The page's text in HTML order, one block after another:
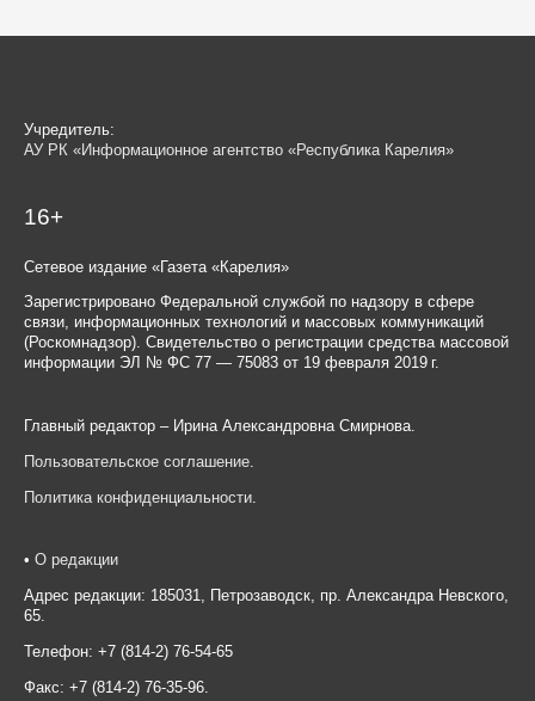
Учредитель:
АУ РК «Информационное агентство «Республика Карелия»
16+
Сетевое издание «Газета «Карелия»
Зарегистрировано Федеральной службой по надзору в сфере
связи, информационных технологий и массовых коммуникаций
(Роскомнадзор). Свидетельство о регистрации средства массовой
информации ЭЛ № ФС 77 — 75083 от 19 февраля 2019 г.
Главный редактор – Ирина Александровна Смирнова.
Пользовательское соглашение
Политика конфиденциальности
• О редакции
Адрес редакции: 185031, Петрозаводск, пр. Александра Невского,
65.
Телефон: +7 (814-2) 76-54-65
Факс: +7 (814-2) 76-35-96.